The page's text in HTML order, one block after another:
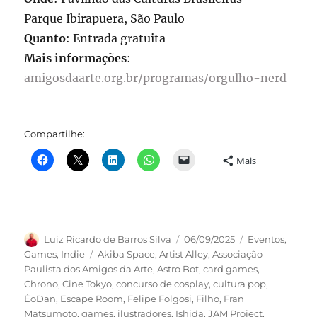
Parque Ibirapuera, São Paulo
Quanto: Entrada gratuita
Mais informações:
amigosdaarte.org.br/programas/orgulho-nerd
Compartilhe:
Mais
Autor
Luiz Ricardo de Barros Silva
Publicado
em
06/09/2025 Categorias
Eventos,
Games, Indie Tags
Akiba Space,Artist Alley,Associação
Paulista dos Amigos da Arte,Astro Bot,card games,
Chrono,Cine Tokyo,concurso de cosplay,cultura pop,
ÉoDan, Escape Room, Felipe Folgosi, Filho, Fran
Matsumoto,games, ilustradores, Ishida,JAM Project,